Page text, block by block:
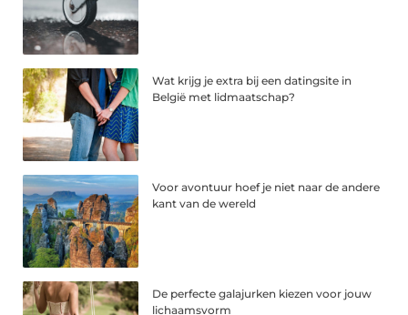
Wat krijg je extra bij een datingsite in
België met lidmaatschap?
Voor avontuur hoef je niet naar de andere
kant van de wereld
De perfecte galajurken kiezen voor jouw
lichaamsvorm